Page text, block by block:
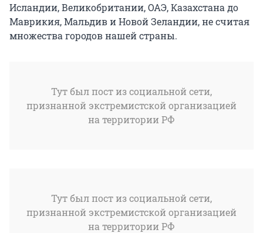
Исландии, Великобритании, ОАЭ, Казахстана до
Маврикия, Мальдив и Новой Зеландии, не считая
множества городов нашей страны.
Тут был пост из социальной сети,
признанной экстремистской организацией
на территории РФ
Тут был пост из социальной сети,
признанной экстремистской организацией
на территории РФ